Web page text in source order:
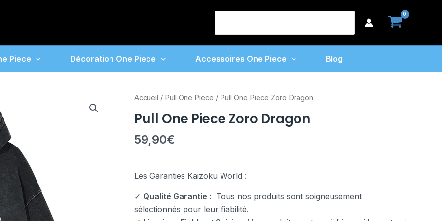
Piece Décoration One Piece Accessoires One Piece Blog
Accueil / Pull One Piece / Pull One Piece Zoro Dragon
Pull One Piece Zoro Dragon
59,90€
Les Garanties Kaizoku World :
✓ Qualité Garantie : Tous nos produits sont soigneusement
sélectionnés pour leur fiabilité.
quantité
Pull
One
Piece
Dragon